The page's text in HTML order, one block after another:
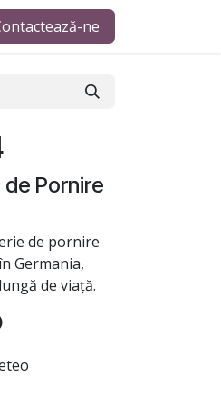
ne
Pornire
de pornire
Germania,
de viață.